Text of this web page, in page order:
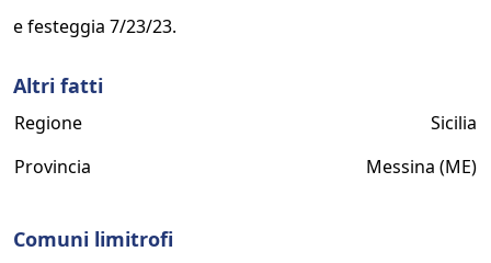
e festeggia 7/23/23.
Altri fatti
Regione
Sicilia
Provincia
Messina (ME)
Comuni limitrofi